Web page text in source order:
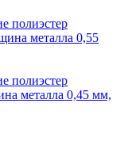
металла 0,55
металла 0,45 мм,